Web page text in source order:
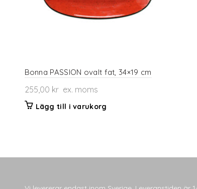
Bonna PASSION ovalt fat, 34×19 cm
255,00 krex. moms
Lägg till i varukorg